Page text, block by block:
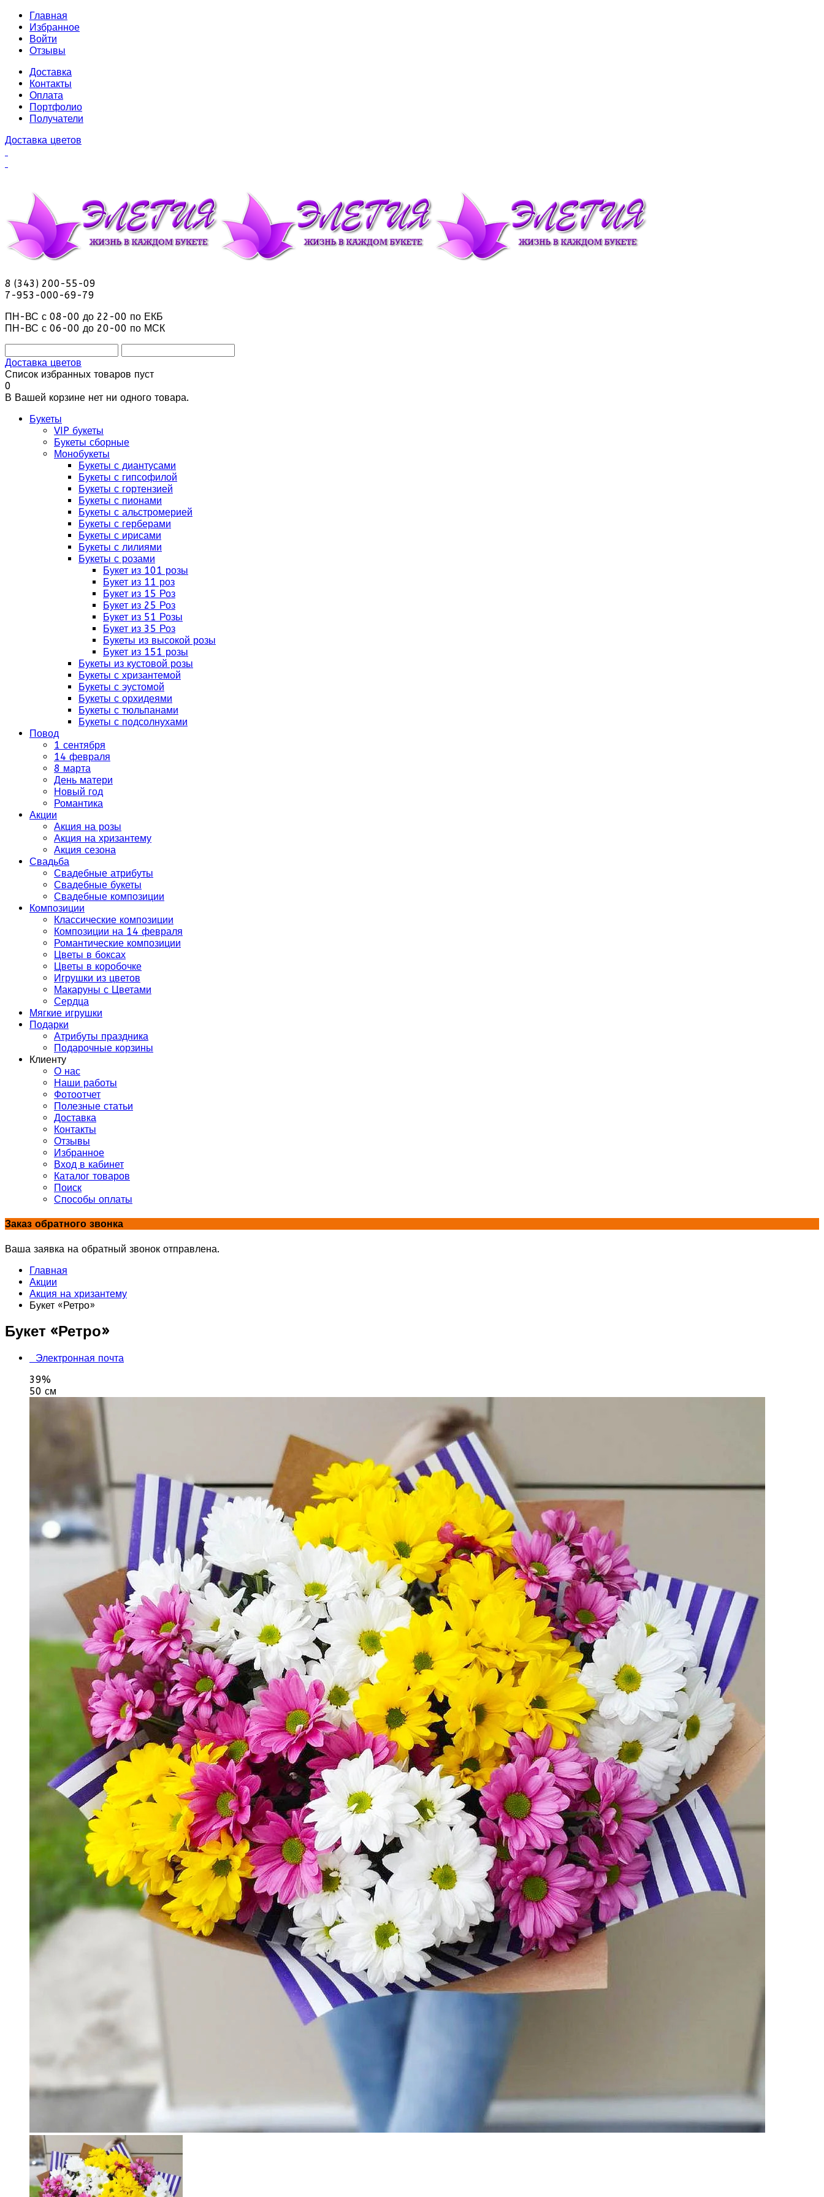
Главная
Избранное
Войти
Отзывы
Доставка
Контакты
Оплата
Портфолио
Получатели
Доставка цветов
8 (343) 200-55-09
7-953-000-69-79
ПН-ВС с 08-00 до 22-00 по ЕКБ
ПН-ВС с 06-00 до 20-00 по МСК
Доставка цветов
Список избранных товаров пуст
0
В Вашей корзине нет ни одного товара.
Букеты
VIP букеты
Букеты сборные
Монобукеты
Букеты с диантусами
Букеты с гипсофилой
Букеты с гортензией
Букеты с пионами
Букеты с альстромерией
Букеты с герберами
Букеты с ирисами
Букеты с лилиями
Букеты с розами
Букет из 101 розы
Букет из 11 роз
Букет из 15 Роз
Букет из 25 Роз
Букет из 51 Розы
Букет из 35 Роз
Букеты из высокой розы
Букет из 151 розы
Букеты из кустовой розы
Букеты с хризантемой
Букеты с эустомой
Букеты с орхидеями
Букеты с тюльпанами
Букеты с подсолнухами
Повод
1 сентября
14 февраля
8 марта
День матери
Новый год
Романтика
Акции
Акция на розы
Акция на хризантему
Акция сезона
Свадьба
Свадебные атрибуты
Свадебные букеты
Свадебные композиции
Композиции
Классические композиции
Композиции на 14 февраля
Романтические композиции
Цветы в боксах
Цветы в коробочке
Игрушки из цветов
Макаруны с Цветами
Сердца
Мягкие игрушки
Подарки
Атрибуты праздника
Подарочные корзины
Клиенту
О нас
Наши работы
Фотоотчет
Полезные статьи
Доставка
Контакты
Отзывы
Избранное
Вход в кабинет
Каталог товаров
Поиск
Способы оплаты
Заказ обратного звонка
Ваша заявка на обратный звонок отправлена.
Главная
Акции
Акция на хризантему
Букет «Ретро»
Букет «Ретро»
Электронная почта
39%
50 см